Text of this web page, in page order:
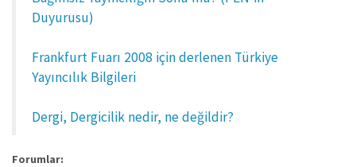
Duyurusu)
Frankfurt Fuarı 2008 için derlenen Türkiye
Yayıncılık Bilgileri
Dergi, Dergicilik nedir, ne değildir?
Forumlar: